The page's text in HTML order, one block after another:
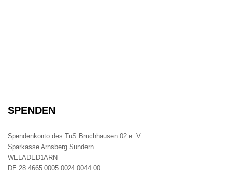
SPENDEN
Spendenkonto des TuS Bruchhausen 02 e. V.
Sparkasse Arnsberg Sundern
WELADED1ARN
DE 28 4665 0005 0024 0044 00